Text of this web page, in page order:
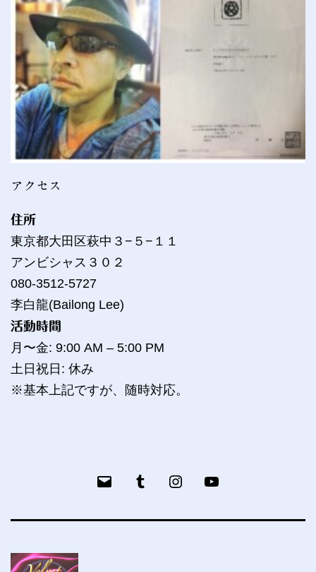
アクセス
住所
東京都大田区萩中３−５−１１
アンビシャス３０２
080-3512-5727
李白龍(Bailong Lee)
活動時間
月〜金: 9:00 AM – 5:00 PM
土日祝日: 休み
※基本上記ですが、随時対応。
Tumblr bailog